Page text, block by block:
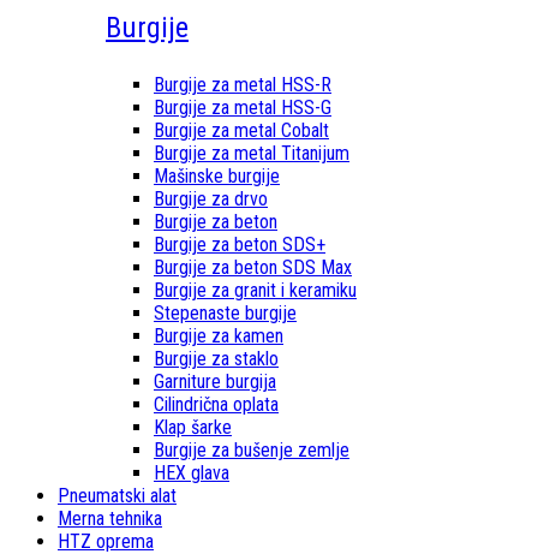
Burgije
Burgije za metal HSS-R
Burgije za metal HSS-G
Burgije za metal Cobalt
Burgije za metal Titanijum
Mašinske burgije
Burgije za drvo
Burgije za beton
Burgije za beton SDS+
Burgije za beton SDS Max
Burgije za granit i keramiku
Stepenaste burgije
Burgije za kamen
Burgije za staklo
Garniture burgija
Cilindrična oplata
Klap šarke
Burgije za bušenje zemlje
HEX glava
Pneumatski alat
Merna tehnika
HTZ oprema